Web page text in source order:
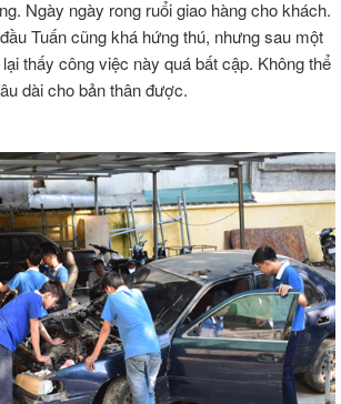
Ngày ngày rong ruổi giao hàng cho khách.
Tuấn cũng khá hứng thú, nhưng sau một
thấy công việc này quá bất cập. Không thể
dài cho bản thân được.